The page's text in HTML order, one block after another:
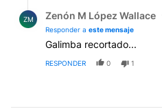
ZM Zenón M López Wallace
Responder a este mensaje
Galimba recortado...
RESPONDER 0 1